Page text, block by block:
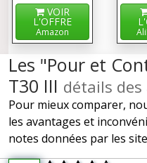
VOIR
L'OFFRE
Amazon
Les "Pour et
T30 III détails
Pour mieux comparer,
les avantages et
notes données par les